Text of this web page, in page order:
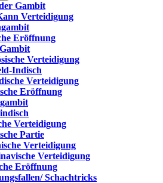
Gambit
Verteidigung
Eröffnung
Verteidigung
Indisch
Verteidigung
Eröffnung
Verteidigung
Partie
Verteidigung
Verteidigung
Eröffnung
Schachtricks